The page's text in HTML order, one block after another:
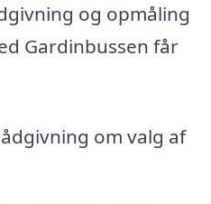
og opmåling
Gardinbussen får
om valg af